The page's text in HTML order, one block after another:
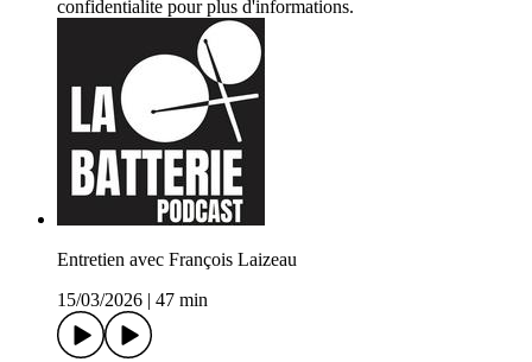
confidentialite pour plus d'informations.
Entretien avec François Laizeau
15/03/2026
47 min